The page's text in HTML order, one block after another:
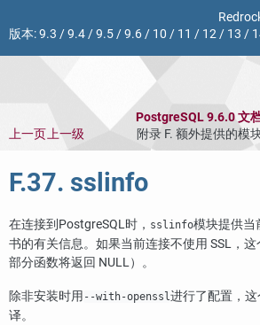
版本:9.3 /9.4/9.5/9.6/ 10 / 11 / 12/ 13 /
PostgreSQL 9.6.0 文
上一页上一级 附录 F. 额外提供的模
F.37. sslinfo
在连接到 PostgreSQL时， sslinfo模块提供当
书的有关信息。如果当前连接不使用 SSL，
部分函数将返回 NULL）。
除非安装时用 --with-openssl进行了配置，
译。